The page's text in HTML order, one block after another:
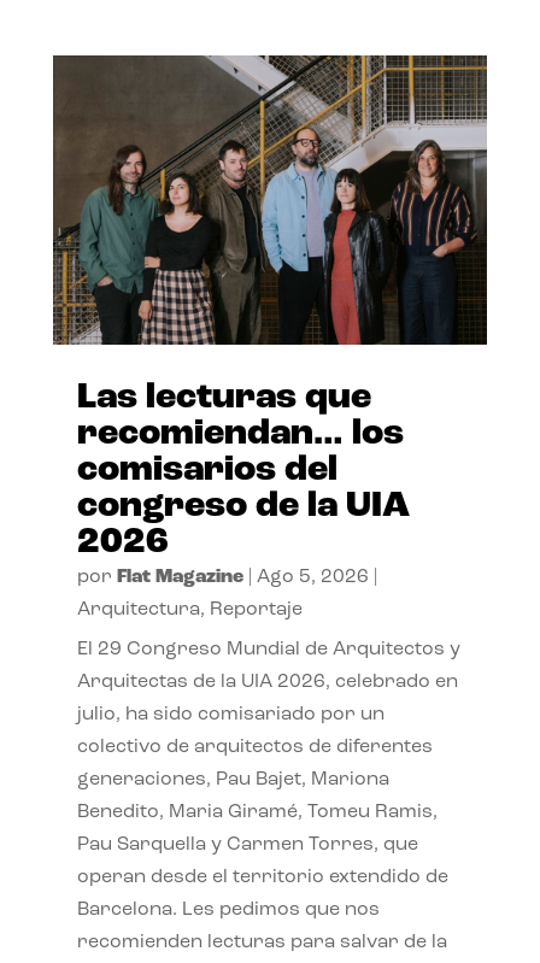
Las lecturas que
recomiendan… los
comisarios del
congreso de la UIA
2026
por Flat Magazine| Ago 5, 2026
Arquitectura, Reportaje
El 29 Congreso Mundial de Arquitectos y
Arquitectas de la UIA 2026, celebrado en
julio, ha sido comisariado por un
colectivo de arquitectos de diferentes
generaciones, Pau Bajet, Mariona
Benedito, Maria Giramé, Tomeu Ramis,
Pau Sarquella y Carmen Torres, que
operan desde el territorio extendido de
Barcelona. Les pedimos que nos
recomienden lecturas para salvar de la